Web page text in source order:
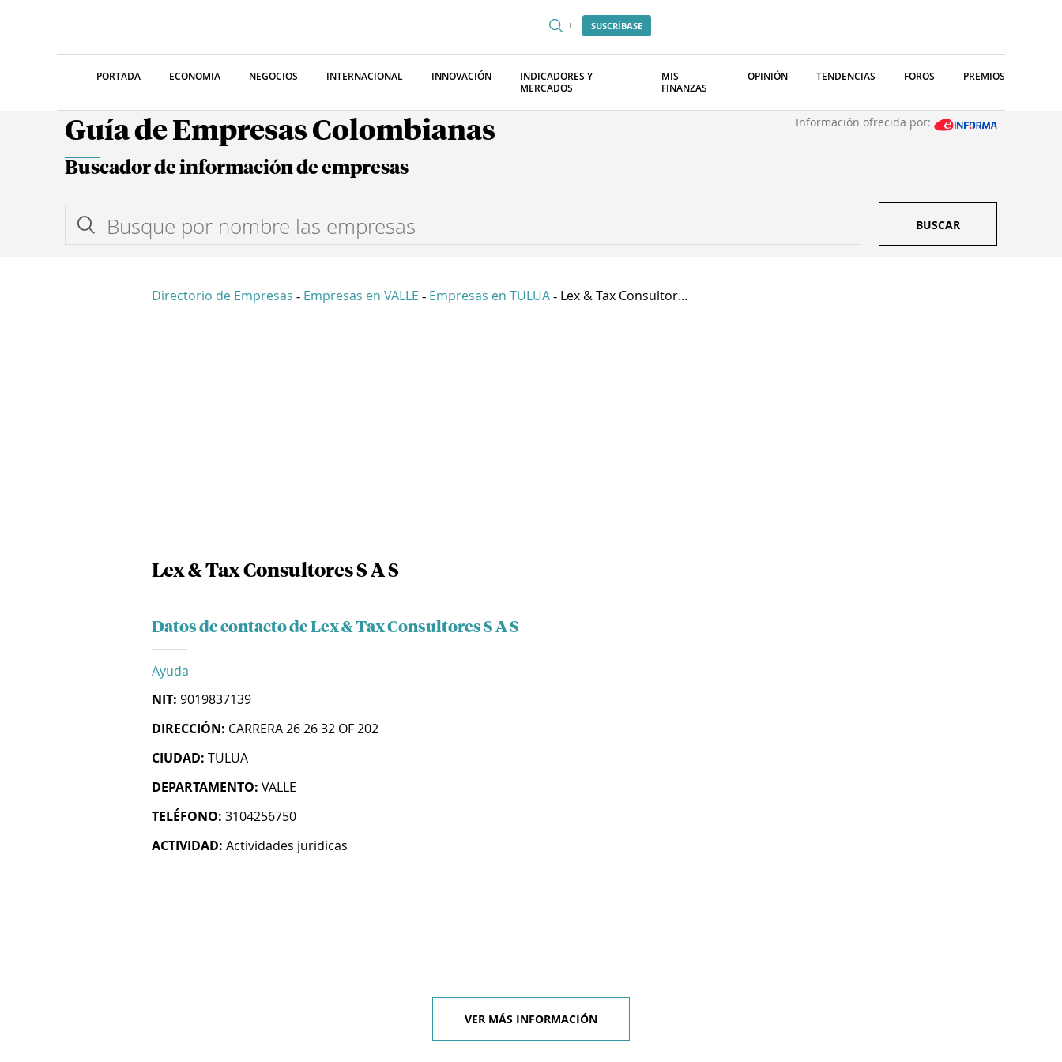
SUSCRÍBASE
PORTADA ECONOMIA NEGOCIOS INTERNACIONAL INNOVACIÓN
INDICADORES Y
MERCADOS
MIS
FINANZAS
OPINIÓN TENDENCIAS FOROS PREMIOS
Guía de Empresas Colombianas Información ofrecida por:
Buscador de información de empresas
BUSCAR
Directorio de Empresas - Empresas en VALLE - Empresas en TULUA - Lex & Tax Consultor...
Lex & Tax Consultores S A S
Datos de contacto de Lex & Tax Consultores S A S
Ayuda
NIT: 9019837139
DIRECCIÓN: CARRERA 26 26 32 OF 202
CIUDAD: TULUA
DEPARTAMENTO: VALLE
TELÉFONO: 3104256750
ACTIVIDAD: Actividades juridicas
VER MÁS INFORMACIÓN